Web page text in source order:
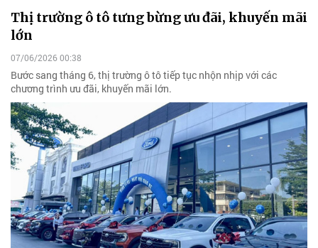
Thị trường ô tô tưng bừng ưu đãi, khuyến mãi
lớn
07/06/2026 00:38
Bước sang tháng 6, thị trường ô tô tiếp tục nhộn nhịp với các
chương trình ưu đãi, khuyến mãi lớn.